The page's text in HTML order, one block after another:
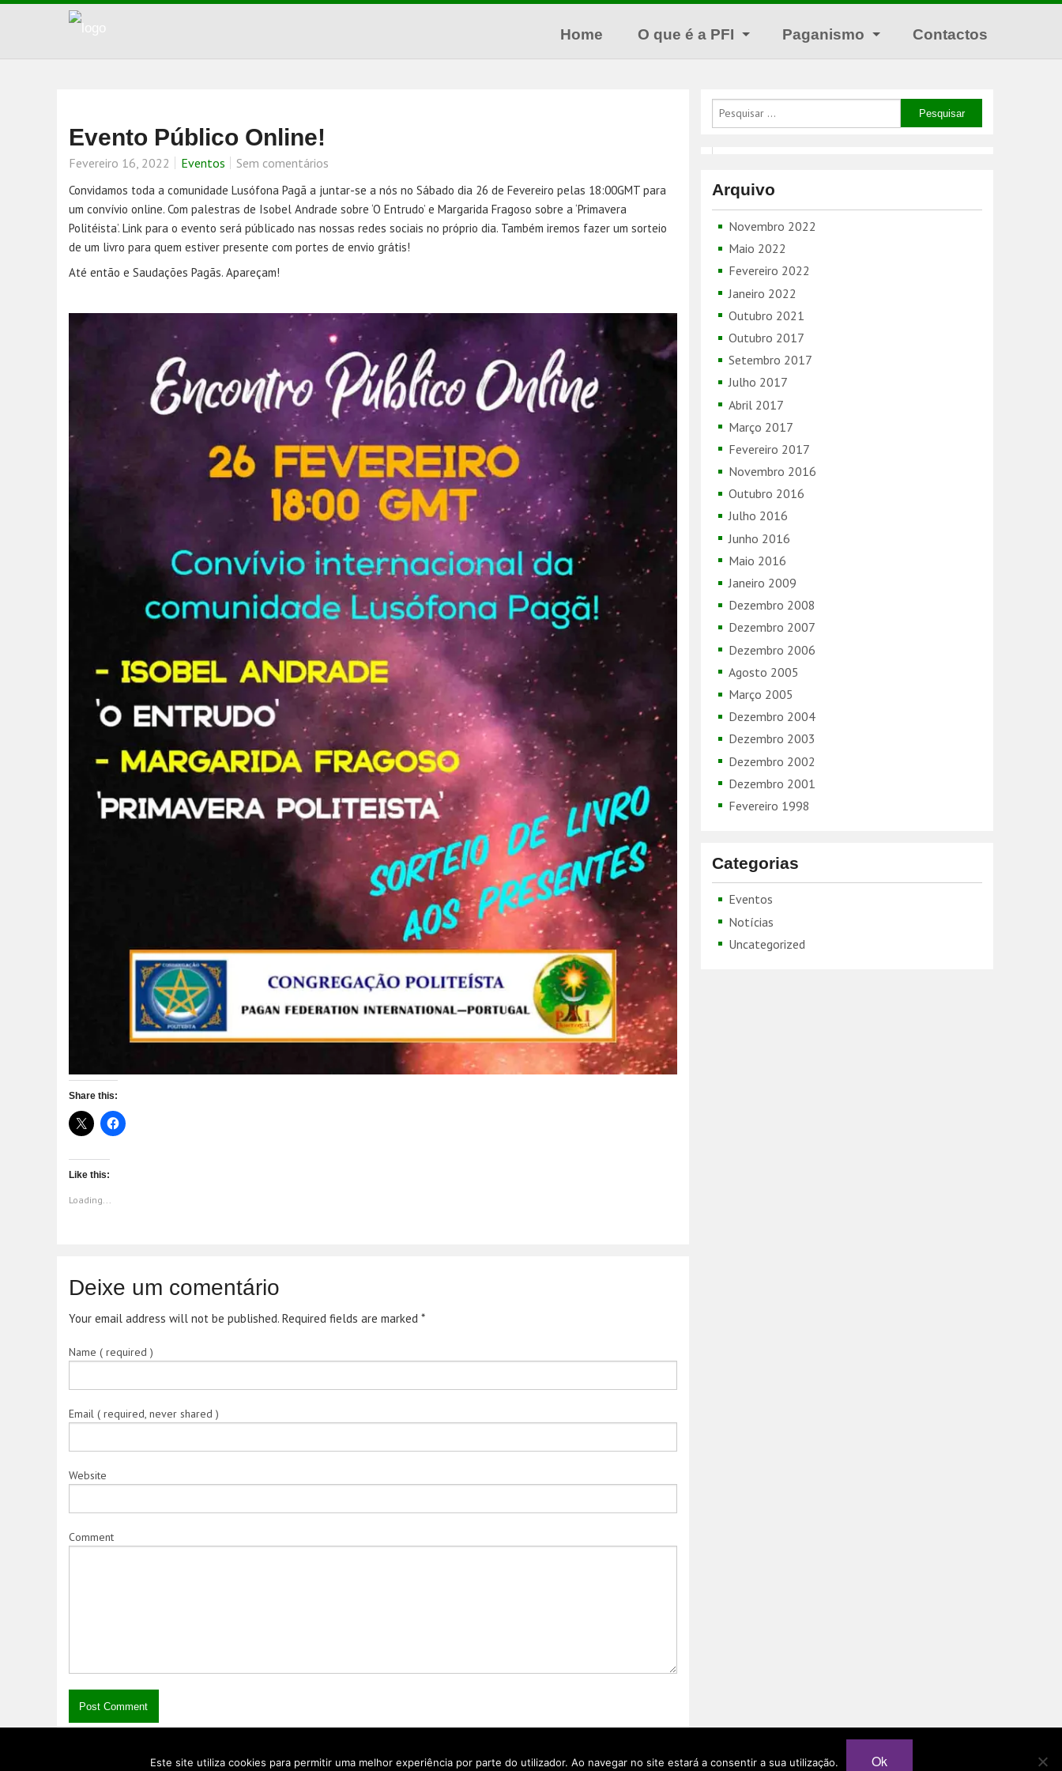
Home O que é a PFI Paganismo Contactos
Evento Público Online!
Fevereiro 16, 2022 Eventos Sem comentários
Convidamos toda a comunidade Lusófona Pagã a juntar-se a nós no Sábado dia 26 de Fevereiro pelas 18:00GMT para
um convívio online. Com palestras de Isobel Andrade sobre ‘O Entrudo’ e Margarida Fragoso sobre a ‘Primavera
Politéista’. Link para o evento será públicado nas nossas redes sociais no próprio dia. Também iremos fazer um sorteio
de um livro para quem estiver presente com portes de envio grátis!
Até então e Saudações Pagãs. Apareçam!
Share this:
Like this:
Loading...
Deixe um comentário
Your email address will not be published. Required fields are marked *
Name ( required )
Email ( required, never shared )
Website
Comment
Arquivo
Novembro 2022
Maio 2022
Fevereiro 2022
Janeiro 2022
Outubro 2021
Outubro 2017
Setembro 2017
Julho 2017
Abril 2017
Março 2017
Fevereiro 2017
Novembro 2016
Outubro 2016
Julho 2016
Junho 2016
Maio 2016
Janeiro 2009
Dezembro 2008
Dezembro 2007
Dezembro 2006
Agosto 2005
Março 2005
Dezembro 2004
Dezembro 2003
Dezembro 2002
Dezembro 2001
Fevereiro 1998
Categorias
Eventos
Notícias
Uncategorized
Este site utiliza cookies para permitir uma melhor experiência por parte do utilizador. Ao navegar no site estará a consentir a sua utilização. Ok